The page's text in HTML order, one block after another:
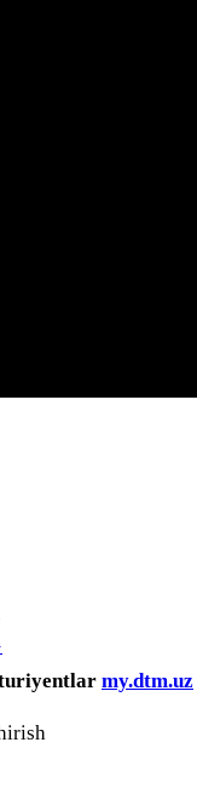
my.dtm.uz